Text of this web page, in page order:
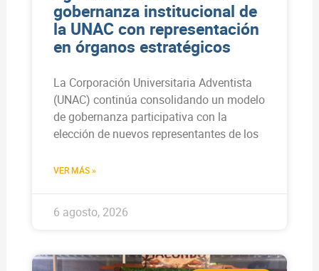
gobernanza institucional de
la UNAC con representación
en órganos estratégicos
La Corporación Universitaria Adventista
(UNAC) continúa consolidando un modelo
de gobernanza participativa con la
elección de nuevos representantes de los
VER MÁS »
6 agosto, 2026